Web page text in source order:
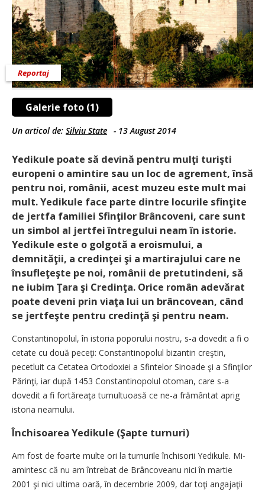
Galerie foto (1)
Reportaj
Un articol de: Silviu State - 13 August 2014
Yedikule poate să devină pentru mulţi turişti
europeni o amintire sau un loc de agrement, însă
pentru noi, românii, acest muzeu este mult mai
mult. Yedikule face parte dintre locurile sfinţite
de jertfa familiei Sfinţilor Brâncoveni, care sunt
un simbol al jertfei întregului neam în istorie.
Yedikule este o golgotă a eroismului, a
demnităţii, a credinţei şi a martirajului care ne
însufleţeşte pe noi, românii de pretutindeni, să
ne iubim Ţara şi Credinţa. Orice român adevărat
poate deveni prin viaţa lui un brâncovean, când
se jertfeşte pentru credinţă şi pentru neam.
Constantinopolul, în istoria poporului nostru, s-a dovedit a fi o
cetate cu două peceţi: Constantinopolul bizantin creştin,
pecetluit ca Cetatea Ortodoxiei a Sfintelor Sinoade şi a Sfinţilor
Părinţi, iar după 1453 Constantinopolul otoman, care s-a
dovedit a fi fortăreaţa tumultuoasă ce ne-a frământat aprig
istoria neamului.
Închisoarea Yedikule (Şapte turnuri)
Am fost de foarte multe ori la turnurile închisorii Yedikule. Mi-
amintesc că nu am întrebat de Brâncoveanu nici în martie
2001 şi nici ultima oară, în decembrie 2009, dar toţi angajaţii